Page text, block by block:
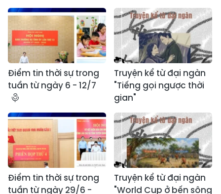
Điểm tin thời sự trong
tuần từ ngày 6 - 12/7
Truyện kể từ đại ngàn
"Tiếng gọi ngược thời
gian"
Điểm tin thời sự trong
tuần từ ngày 29/6 -
Truyện kể từ đại ngàn
"World Cup ở bến sông